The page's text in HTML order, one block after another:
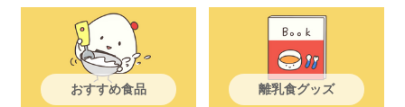
おすすめ食品 離乳食グッズ